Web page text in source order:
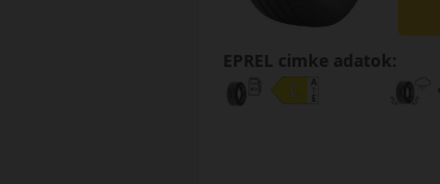
EPREL cimke adatok: